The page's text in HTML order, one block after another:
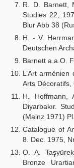
R. D. Barnett,
Studies 22,
Blur Abb 38
H. - V.
Deutschen
Barnett a.a.O.
L’Art
Arts Décoratifs,
H. Hoffmann,
Diyarbakır.
(Mainz 1971)
Catalogue of
8. Dec. 1975,
O. A.
Bronze